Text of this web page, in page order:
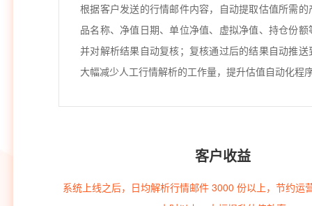
根据客户发送的行情邮件内容，自动提取估值所需的
品名称、净值日期、单位净值、虚拟净值、持仓份
并对解析结果自动复核；复核通过后的结果自动推送
大幅减少人工行情解析的工作量，提升估值自动化程
客户收益
系统上线之后，日均解析行情邮件 3000 份以上，节约运